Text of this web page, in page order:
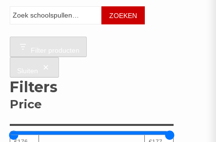
ZOEKEN
Filter producten
Sluiten
Filters
Price